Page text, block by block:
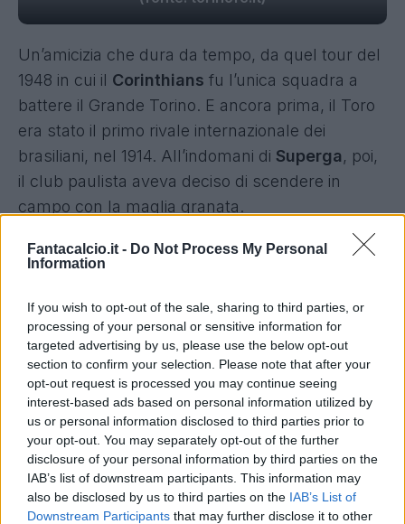
Fantacalcio.it - Do Not Process My Personal
Information
If you wish to opt-out of the sale, sharing to third parties, or
processing of your personal or sensitive information for
targeted advertising by us, please use the below opt-out
section to confirm your selection. Please note that after your
opt-out request is processed you may continue seeing
interest-based ads based on personal information utilized by
us or personal information disclosed to third parties prior to
your opt-out. You may separately opt-out of the further
disclosure of your personal information by third parties on the
IAB’s list of downstream participants. This information may
also be disclosed by us to third parties on the IAB’s List of
Downstream Participants that may further disclose it to other
Un’amicizia che dura da tempo, da quel tour del
1948 in cui il Corinthians fu l’unica squadra a
battere il Grande Torino. E ancora prima, il Toro
era stato il primo rivale internazionale dei
brasiliani, nel 1914. All’indomani di Superga, poi,
il club paulista aveva deciso di scendere in
campo con la maglia granata.
Ora questa amicizia viene celebrata
aveva creato una terza maglia dedicata al
Torino. Ancora una casacca granata, ma
stavolta non sarà utilizzata dai giocatori del
Timao: si tratterà diuna divisa riservata a
tifosi e collezionisti . Sulla maglia, sotto lo
stemma del Torino, il numero 1949: l’anno di
Superga, per rendere onore a quello che sarà,
sempre, il Grande Torino.